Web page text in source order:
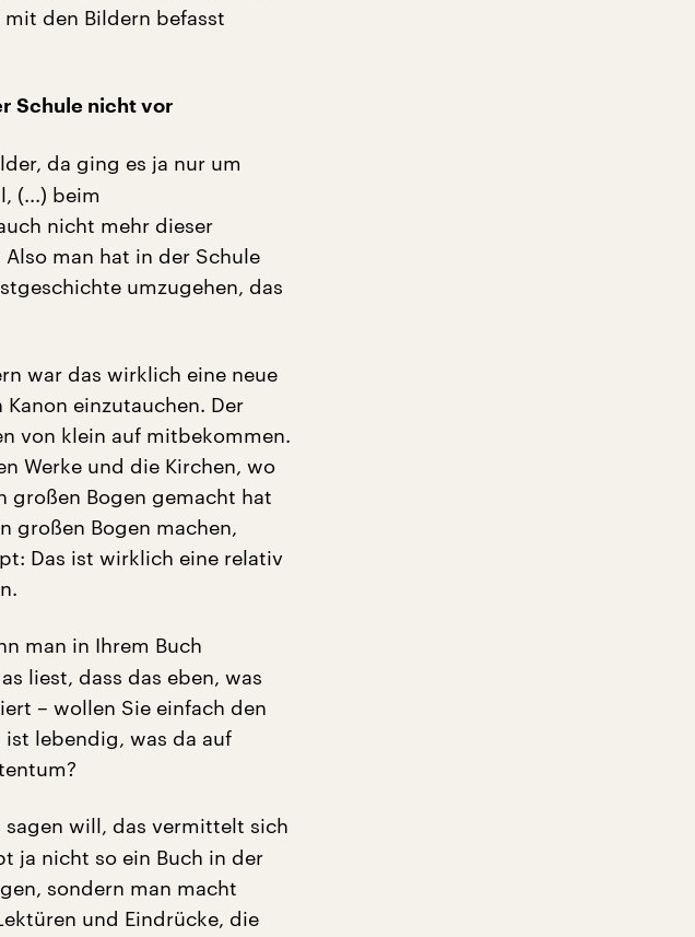
mit den Bildern befasst
Schule nicht vor
da ging es ja nur um
(...) beim
nicht mehr dieser
man hat in der Schule
umzugehen, das
war das wirklich eine neue
einzutauchen. Der
von klein auf mitbekommen.
Werke und die Kirchen, wo
großen Bogen gemacht hat
großen Bogen machen,
Das ist wirklich eine relativ
man in Ihrem Buch
liest, dass das eben, was
– wollen Sie einfach den
ist lebendig, was da auf
will, das vermittelt sich
ja nicht so ein Buch in der
sondern man macht
und Eindrücke, die